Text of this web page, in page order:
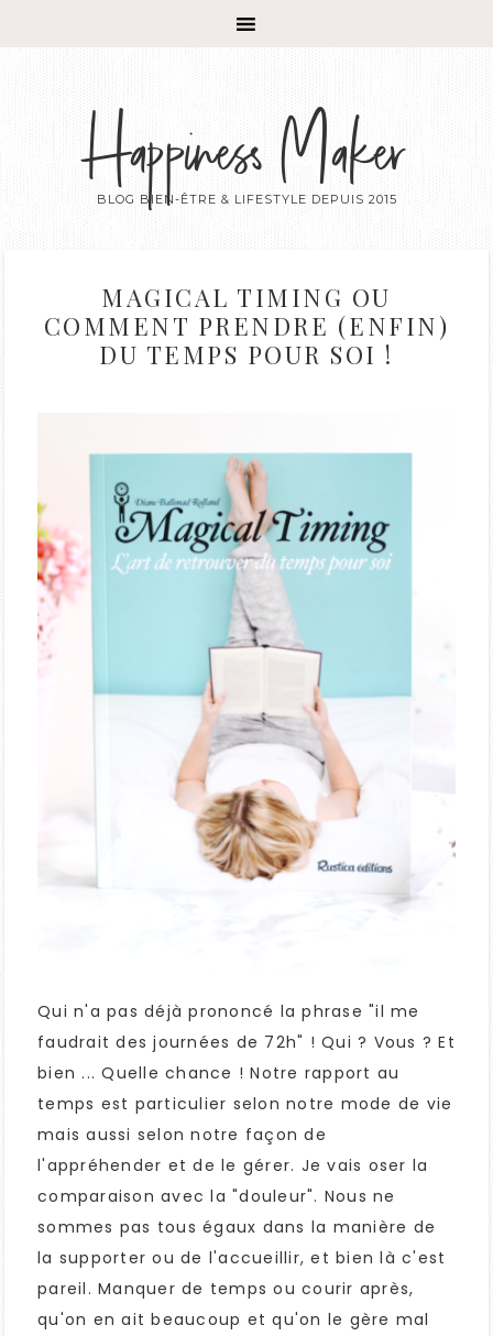
Happiness Maker
BLOG BIEN-ÊTRE & LIFESTYLE DEPUIS 2015
MAGICAL TIMING OU
COMMENT PRENDRE (ENFIN)
DU TEMPS POUR SOI !
Qui n'a pas déjà prononcé la phrase "il me
faudrait des journées de 72h" ! Qui ? Vous ? Et
bien ... Quelle chance ! Notre rapport au
temps est particulier selon notre mode de vie
mais aussi selon notre façon de
l'appréhender et de le gérer. Je vais oser la
comparaison avec la "douleur". Nous ne
sommes pas tous égaux dans la manière de
la supporter ou de l'accueillir, et bien là c'est
pareil. Manquer de temps ou courir après,
qu'on en ait beaucoup et qu'on le gère mal